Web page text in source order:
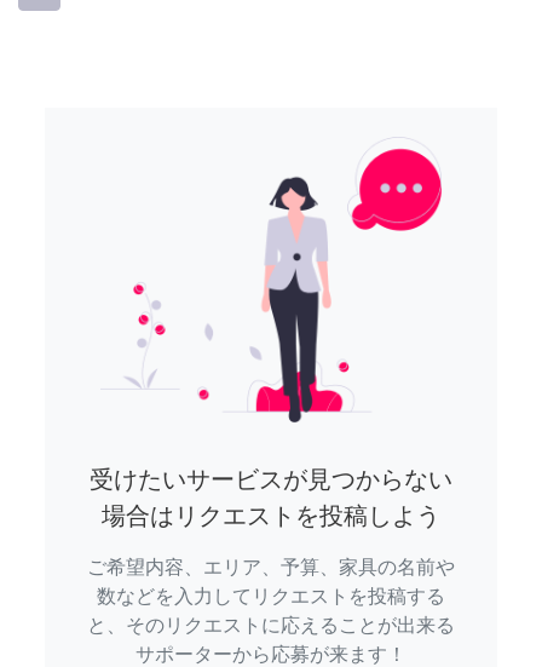
受けたいサービスが見つからない
場合はリクエストを投稿しよう
ご希望内容、エリア、予算、家具の名前や
数などを入力してリクエストを投稿する
と、そのリクエストに応えることが出来る
サポーターから応募が来ます！